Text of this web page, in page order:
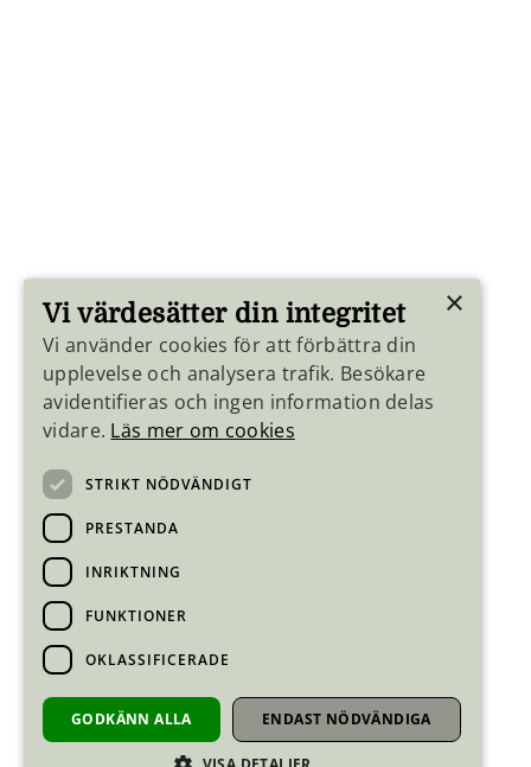
×
Vi värdesätter din integritet
Vi använder cookies för att förbättra din
upplevelse och analysera trafik. Besökare
avidentifieras och ingen information delas
vidare. Läs mer om cookies
STRIKT NÖDVÄNDIGT
PRESTANDA
INRIKTNING
FUNKTIONER
OKLASSIFICERADE
GODKÄNN ALLA ENDAST NÖDVÄNDIGA